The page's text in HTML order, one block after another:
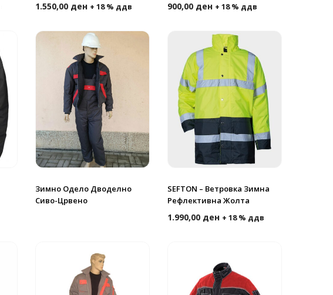
1.550,00 ден + 18 % ддв 900,00 ден + 18 % ддв
Зимно Одело Дводелно
Сиво-Црвено
SEFTON – Ветровка Зимна
Рефлективна Жолта
1.990,00 ден + 18 % ддв